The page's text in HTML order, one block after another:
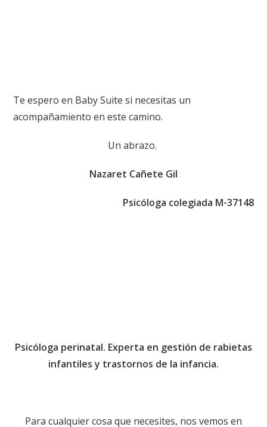
Te espero en Baby Suite si necesitas un
acompañamiento en este camino.
Un abrazo.
Nazaret Cañete Gil
Psicóloga colegiada M-37148
Psicóloga perinatal. Experta en gestión de rabietas
infantiles y trastornos de la infancia.
Para cualquier cosa que necesites, nos vemos en